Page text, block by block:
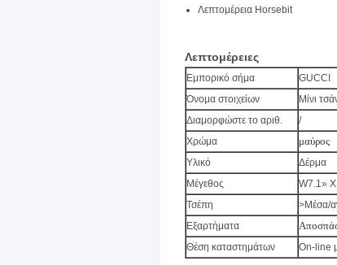
Λεπτομέρεια Horsebit
Λεπτομέρειες
Εμπορικό σήμα
GUCCI
Όνομα στοιχείων
Μίνι
Διαμορφώστε το αριθ.
/
Χρώμα
μαύρος
Υλικό
Δέρμα
Μέγεθος
W7.1»
Τσέπη
>Μέσα/
Εξαρτήματα
Θέση καταστημάτων On-line